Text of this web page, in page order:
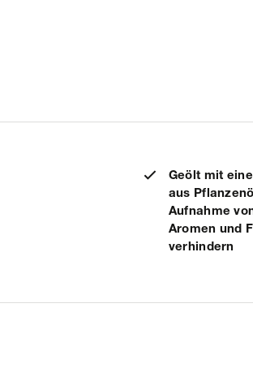
Geölt mit
aus
Aufnahme
Aromen und
verhindern